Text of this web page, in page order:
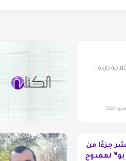
باردة...
جزءًا من
بو” لممدوح